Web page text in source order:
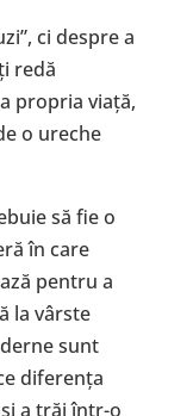
ci despre a
redă
propria viață,
o ureche
să fie o
în care
pentru a
la vârste
sunt
diferența
a trăi într-o